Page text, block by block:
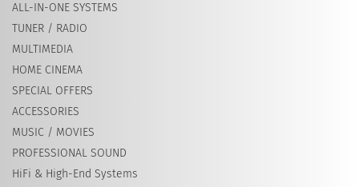
ALL-IN-ONE SYSTEMS
TUNER / RADIO
MULTIMEDIA
HOME CINEMA
SPECIAL OFFERS
ACCESSORIES
MUSIC / MOVIES
PROFESSIONAL SOUND
HiFi & High-End Systems